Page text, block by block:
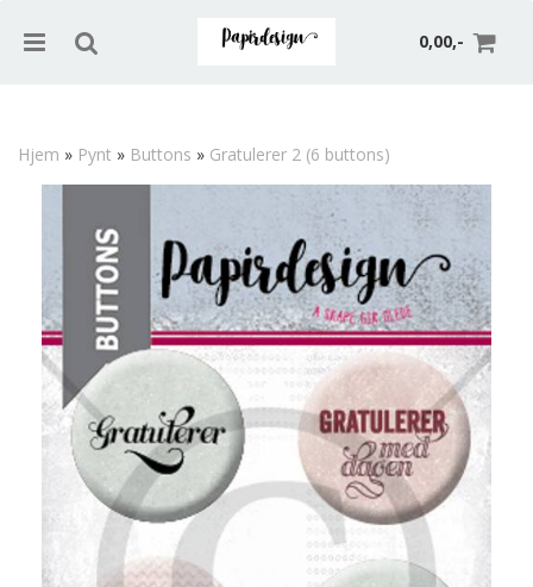
0,00,-
Hjem » Pynt » Buttons » Gratulerer 2 (6 buttons)
Nullstill
Trykk ENTER for å søke